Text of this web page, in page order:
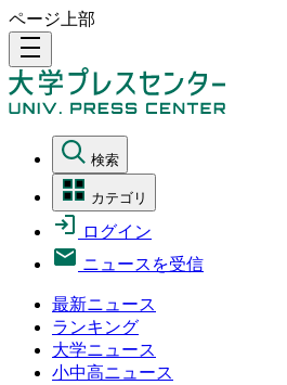
ページ上部
density_medium
検索
カテゴリ
ログイン
ニュースを受信
最新ニュース
ランキング
大学ニュース
小中高ニュース